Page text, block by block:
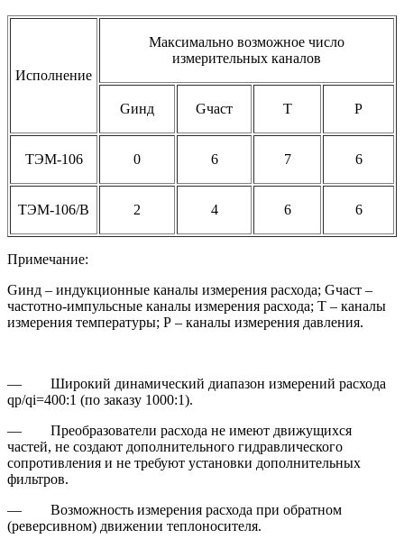
Исполнение
Максимально возможное число
измерительных каналов
Gинд Gчаст Т Р
ТЭМ-106 0 6 7 6
ТЭМ-106/В 2 4 6 6
Примечание:
Gинд – индукционные каналы измерения расхода; Gчаст –
частотно-импульсные каналы измерения расхода; Т ­– каналы
измерения температуры; Р – каналы измерения давления.
— Широкий динамический диапазон измерений расхода
qp/qi=400:1 (по заказу 1000:1).
— Преобразователи расхода не имеют движущихся
частей, не создают дополнительного гидравлического
сопротивления и не требуют установки дополнительных
фильтров.
— Возможность измерения расхода при обратном
(реверсивном) движении теплоносителя.